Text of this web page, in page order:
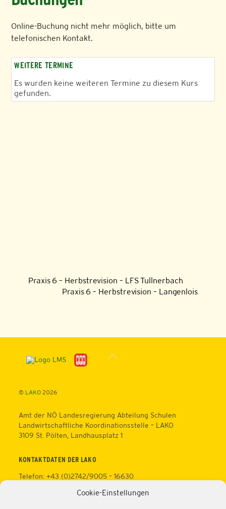
Cookie-Einstellungen
Online-Buchung nicht mehr möglich, bitte um
telefonischen Kontakt.
WEITERE TERMINE
Es wurden keine weiteren Termine zu diesem Kurs
gefunden.
Praxis 6 – Herbstrevision – LFS Tullnerbach
Praxis 6 – Herbstrevision – Langenlois
Back
© LAKO2026
Amt der NÖ Landesregierung Abteilung Schulen
Landwirtschaftliche Koordinationsstelle – LAKO
3109 St. Pölten, Landhausplatz 1
KONTAKTDATEN DER LAKO
Telefon: +43 (0)2742/9005 – 16630
https://lako.at